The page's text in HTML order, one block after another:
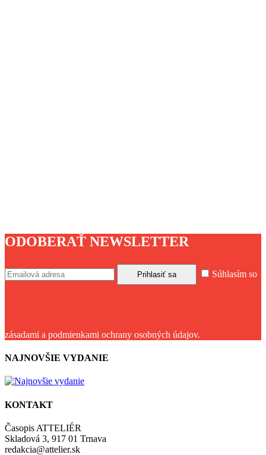
ODOBERAŤ NEWSLETTER
Súhlasím so
zásadami a podmienkami ochrany osobných údajov.
NAJNOVŠIE VYDANIE
KONTAKT
Časopis ATTELIÉR
Skladová 3, 917 01 Trnava
redakcia@attelier.sk